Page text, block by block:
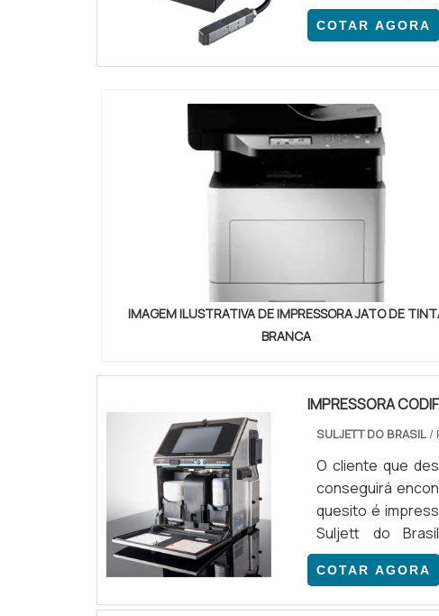
técnica
FIOSHá muitas
COTAR AGORA
IMAGEM ILUSTRATIVA DE IMPRESSORA JATO DE
BRANCA
IMPRESSORA
SULJETT DO BRASIL/
O cliente que
conseguirá
quesito é
Suljett do
maneiras
de atuação. A
COTAR AGORA